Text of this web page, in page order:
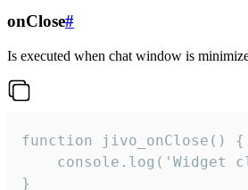
onClose#
Is executed when chat window is
function jivo_onClose() {
console.log('Widget
}